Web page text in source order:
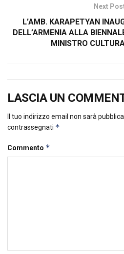
Next
L’AMB. KARAPETYAN
DELL’ARMENIA ALLA
MINISTRO
LASCIA UN
Il tuo indirizzo email non sarà
contrassegnati *
Commento *